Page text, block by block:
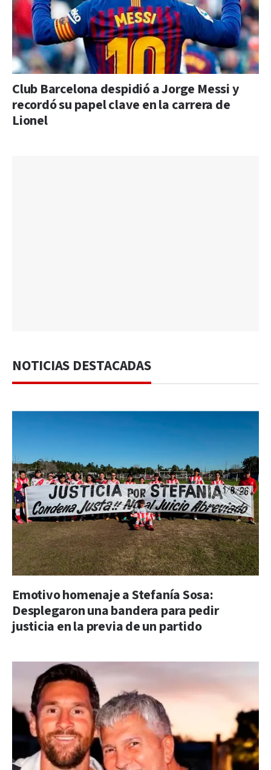
Club Barcelona despidió a Jorge Messi y
recordó su papel clave en la carrera de
Lionel
NOTICIAS DESTACADAS
Emotivo homenaje a Stefanía Sosa:
Desplegaron una bandera para pedir
justicia en la previa de un partido